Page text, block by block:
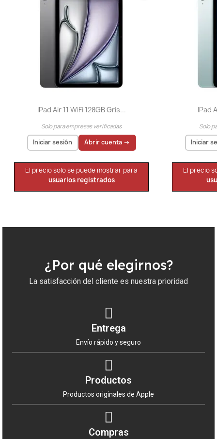
IPad Air 11 WiFi 128GB Gris...
Solo para empresas verificadas
Iniciar sesión Abrir cuenta →
El precio solo se puede mostrar para
usuarios registrados
IPad
Solo
Iniciar
El precio
¿Por qué elegirnos?
La satisfacción del cliente es nuestra prioridad
Entrega
Envío rápido y seguro
Productos
Productos originales de Apple
Compras